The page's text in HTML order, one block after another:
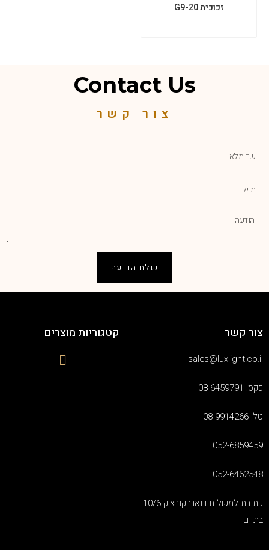
זכוכית G9-20
Contact Us
צור קשר
שלח הודעה
צור קשר
sales@luxlight.co.il
פקס: 08-6459791
טל: 08-9914266
052-6859459
052-6462548
כתובת למשלוח דואר: קורצ'ק 10/6
בת ים
קטגוריות מוצרים